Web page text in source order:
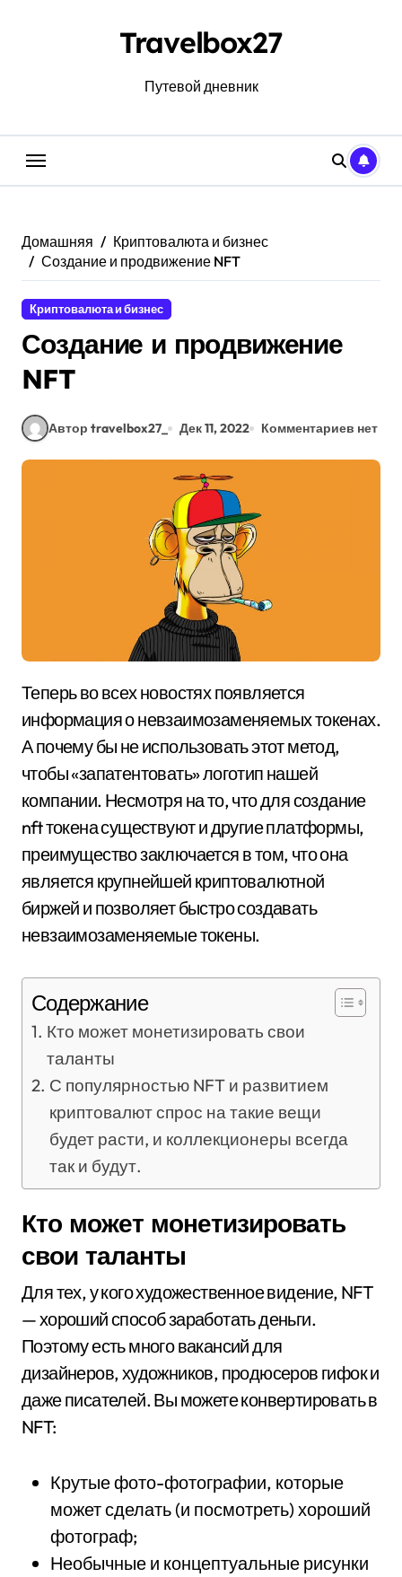
Travelbox27
Путевой дневник
Домашняя
Криптовалюта и бизнес
Создание и продвижение NFT
Криптовалюта и бизнес
Создание и продвижение
NFT
Автор travelbox27_ Дек 11, 2022 Комментариев нет
Теперь во всех новостях появляется
информация о невзаимозаменяемых токенах.
А почему бы не использовать этот метод,
чтобы «запатентовать» логотип нашей
компании. Несмотря на то, что для создание
nft токена существуют и другие платформы,
преимущество заключается в том, что она
является крупнейшей криптовалютной
биржей и позволяет быстро создавать
невзаимозаменяемые токены.
Содержание
Кто может монетизировать свои
таланты
С популярностью NFT и развитием
криптовалют спрос на такие вещи
будет расти, и коллекционеры всегда
так и будут.
Кто может монетизировать
свои таланты
Для тех, у кого художественное видение, NFT
— хороший способ заработать деньги.
Поэтому есть много вакансий для
дизайнеров, художников, продюсеров гифок и
даже писателей. Вы можете конвертировать в
NFT:
Крутые фото-фотографии, которые
может сделать (и посмотреть) хороший
фотограф;
Необычные и концептуальные рисунки